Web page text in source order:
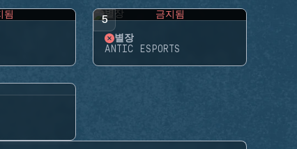
됨 5 금지됨
별장
ANTIC ESPORTS